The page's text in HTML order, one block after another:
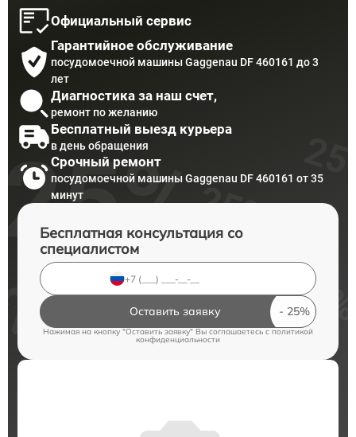
Официальный сервис
Гарантийное обслуживание
посудомоечной машины Gaggenau DF 460161 до 3
лет
Диагностика за наш счет,
ремонт по желанию
Бесплатный выезд курьера
в день обращения
Срочный ремонт
посудомоечной машины Gaggenau DF 460161 от 35
минут
Бесплатная консультация со
специалистом
Оставить заявку
Нажимая на кнопку "Оставить заявку" Вы соглашаетесь cполитикой
конфиденциальности